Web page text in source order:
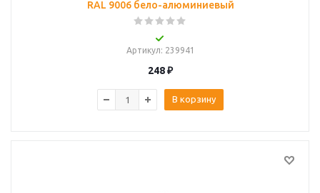
RAL 9006 бело-алюминиевый
Артикул: 239941
248₽
В корзину